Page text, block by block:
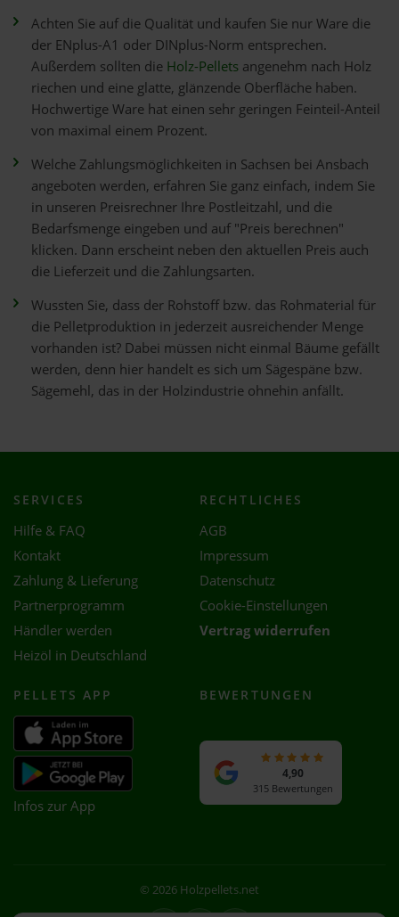
Achten Sie auf die Qualität und kaufen Sie nur Ware die
der ENplus-A1 oder DINplus-Norm entsprechen.
Außerdem sollten die Holz-Pellets angenehm nach Holz
riechen und eine glatte, glänzende Oberfläche haben.
Hochwertige Ware hat einen sehr geringen Feinteil-Anteil
von maximal einem Prozent.
Welche Zahlungsmöglichkeiten in Sachsen bei Ansbach
angeboten werden, erfahren Sie ganz einfach, indem Sie
in unseren Preisrechner Ihre Postleitzahl, und die
Bedarfsmenge eingeben und auf "Preis berechnen"
klicken. Dann erscheint neben den aktuellen Preis auch
die Lieferzeit und die Zahlungsarten.
Wussten Sie, dass der Rohstoff bzw. das Rohmaterial für
die Pelletproduktion in jederzeit ausreichender Menge
vorhanden ist? Dabei müssen nicht einmal Bäume gefällt
werden, denn hier handelt es sich um Sägespäne bzw.
Sägemehl, das in der Holzindustrie ohnehin anfällt.
SERVICES
Hilfe & FAQ
Kontakt
Zahlung & Lieferung
Partnerprogramm
Händler werden
Heizöl in Deutschland
RECHTLICHES
AGB
Impressum
Datenschutz
Cookie-Einstellungen
Vertrag widerrufen
PELLETS APP
Infos zur App
BEWERTUNGEN
4,90
315 Bewertungen
© 2026 Holzpellets.net